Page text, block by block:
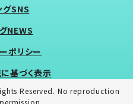
グSNS
NEWS
ポリシー
基づく表示
Reserved. No reproduction